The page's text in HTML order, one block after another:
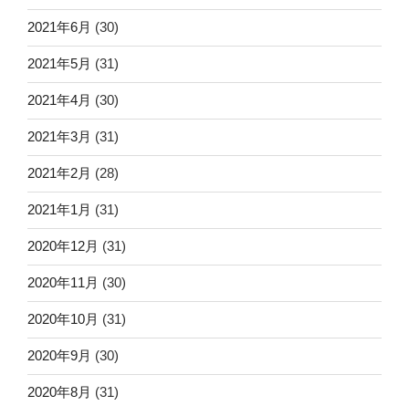
2021年6月 (30)
2021年5月 (31)
2021年4月 (30)
2021年3月 (31)
2021年2月 (28)
2021年1月 (31)
2020年12月 (31)
2020年11月 (30)
2020年10月 (31)
2020年9月 (30)
2020年8月 (31)